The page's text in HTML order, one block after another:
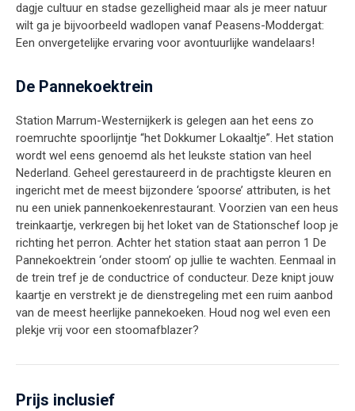
dagje cultuur en stadse gezelligheid maar als je meer natuur
wilt ga je bijvoorbeeld wadlopen vanaf Peasens-Moddergat:
Een onvergetelijke ervaring voor avontuurlijke wandelaars!
De Pannekoektrein
Station Marrum-Westernijkerk is gelegen aan het eens zo
roemruchte spoorlijntje “het Dokkumer Lokaaltje”. Het station
wordt wel eens genoemd als het leukste station van heel
Nederland. Geheel gerestaureerd in de prachtigste kleuren en
ingericht met de meest bijzondere ‘spoorse’ attributen, is het
nu een uniek pannenkoekenrestaurant. Voorzien van een heus
treinkaartje, verkregen bij het loket van de Stationschef loop je
richting het perron. Achter het station staat aan perron 1 De
Pannekoektrein ‘onder stoom’ op jullie te wachten. Eenmaal in
de trein tref je de conductrice of conducteur. Deze knipt jouw
kaartje en verstrekt je de dienstregeling met een ruim aanbod
van de meest heerlijke pannekoeken. Houd nog wel even een
plekje vrij voor een stoomafblazer?
Prijs inclusief